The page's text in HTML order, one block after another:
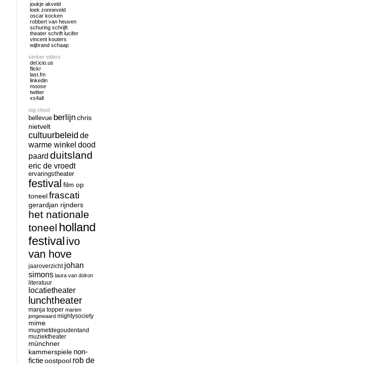
joukje akveld
loek zonneveld
oscar kocken
robbert van heuven
schuring schrijft
theater schrift lucifer
vincent kouters
wijbrand schaap
simber elders
del.icio.us
flickr
last.fm
linkedin
moose
twitter
xs4all
tag cloud
bellevue berlijnchris
nietvelt
cultuurbeleid de
warme winkel dood
paard duitsland
eric de vroedt
ervaringstheater
festival film op
toneelfrascati
gerardjan rijnders
het nationale
toneel holland
festival ivo
van hove
jaaroverzicht johan
simons laura van dolron
literatuur
locatietheater
lunchtheater
manja topper marien
jongewaard mightysociety
mime
mugmetdegoudentand
muziektheater
münchner
kammerspiele non-
fictieoostpool rob de